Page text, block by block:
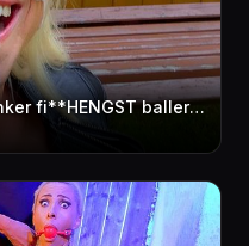
PUBLIC FSK21+ ABRISS! | Kranker fi**HENGST ballert Lederschlampe AO 3LOCH weg | FACIAL+NS!